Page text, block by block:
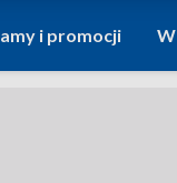
i promocji